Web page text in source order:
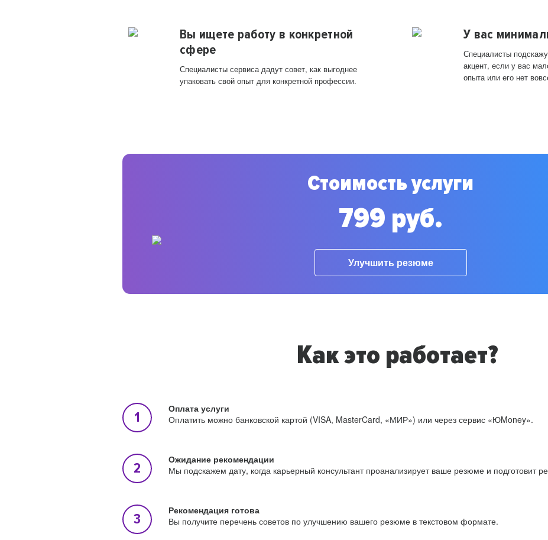
Вы ищете работу в конкретной
сфере
Специалисты сервиса дадут совет, как выгоднее
упаковать свой опыт для конкретной профессии.
У вас
Специалисты
акцент, если у вас
опыта или его нет
Стоимость услуги
799 руб.
Улучшить резюме
Как это работает?
Оплата услуги
Оплатить можно банковской картой (VISA, MasterCard, «МИР») или через сервис «ЮMoney».
Ожидание рекомендации
Мы подскажем дату, когда карьерный консультант проанализирует ваше резюме и подготовит
Рекомендация готова
Вы получите перечень советов по улучшению вашего резюме в текстовом формате.